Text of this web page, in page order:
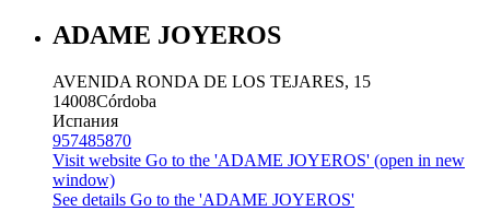
ADAME JOYEROS
AVENIDA RONDA DE LOS TEJARES, 15
14008Córdoba
Испания
957485870
Visit website Go to the 'ADAME JOYEROS' (open in new
window)
See details Go to the 'ADAME JOYEROS'